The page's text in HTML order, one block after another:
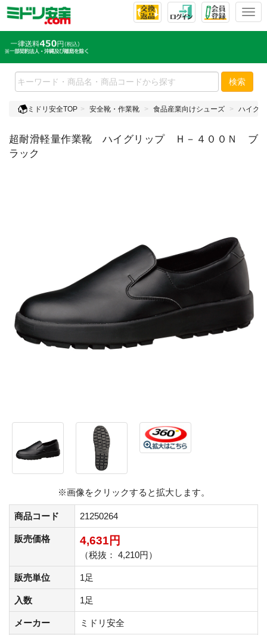
T
l
e
n
v
g
検索
ミドリ安全TOP 安全靴・作業靴 食品産業向けシューズ ハイグ
超耐滑軽量作業靴 ハイグリップ Ｈ－４００Ｎ ブ
ラック
※画像をクリックすると拡大します。
商品コード 21250264
販売価格 4,631円
（税抜： 4,210円）
販売単位 1足
入数 1足
メーカー ミドリ安全